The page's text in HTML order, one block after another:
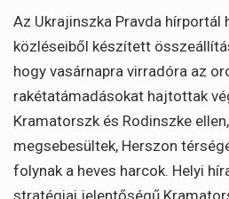
Az Ukrajinszka Pravda hírportál
közléseiből készített
hogy vasárnapra virradóra az
rakétatámadásokat hajtottak
Kramatorszk és Rodinszke
megsebesültek, Herszon
folynak a heves harcok. Helyi